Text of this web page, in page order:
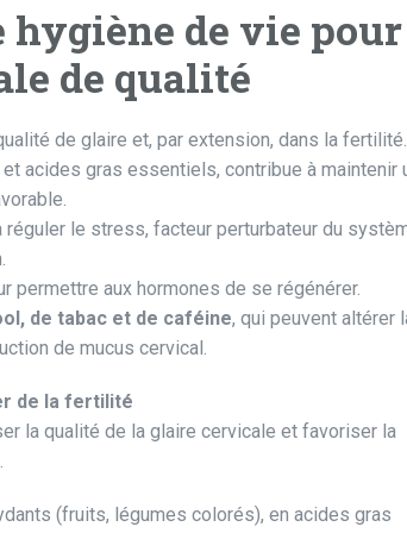
hygiène de vie pour
de qualité
de glaire et, par extension, dans la fertilité.
acides gras essentiels, contribue à maintenir
réguler le stress, facteur perturbateur du
permettre aux hormones de se régénérer.
de tabac et de caféine, qui peuvent altérer
de mucus cervical.
de la fertilité
la qualité de la glaire cervicale et favoriser la
(fruits, légumes colorés), en acides gras